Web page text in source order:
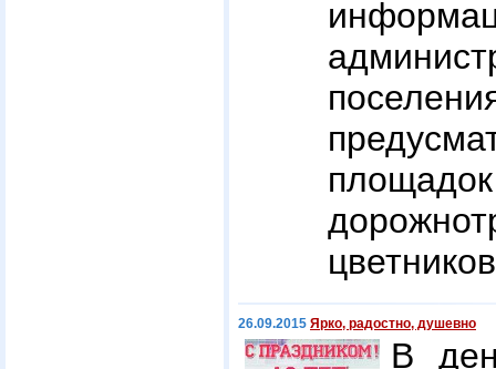
26.09.2015 Ярко, радостно, душевно
В